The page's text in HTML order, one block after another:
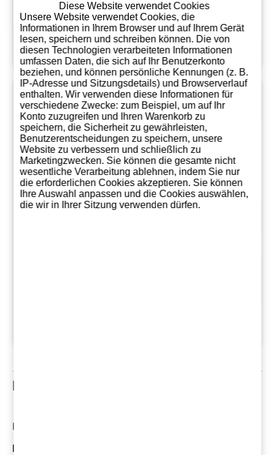
Herkunftsgeg
end
Almansa
Präsentation Metalldose
Volumetrische
s Gewicht
1
Lagerung
weg von direkter
Lichteinstrahlung an
einem kühlen
trockenen Ort
Kundenrezensionen
Kommentare: 0
Diese Website verwendet Cookies
Unsere Website verwendet Cookies, die
Informationen in Ihrem Browser und auf Ihrem Gerät
lesen, speichern und schreiben können. Die von
diesen Technologien verarbeiteten Informationen
umfassen Daten, die sich auf Ihr Benutzerkonto
beziehen, und können persönliche Kennungen (z. B.
IP-Adresse und Sitzungsdetails) und Browserverlauf
enthalten. Wir verwenden diese Informationen für
verschiedene Zwecke: zum Beispiel, um auf Ihr
Konto zuzugreifen und Ihren Warenkorb zu
speichern, die Sicherheit zu gewährleisten,
Benutzerentscheidungen zu speichern, unsere
Website zu verbessern und schließlich zu
Marketingzwecken. Sie können die gesamte nicht
wesentliche Verarbeitung ablehnen, indem Sie nur
die erforderlichen Cookies akzeptieren. Sie können
Ihre Auswahl anpassen und die Cookies auswählen,
die wir in Ihrer Sitzung verwenden dürfen.